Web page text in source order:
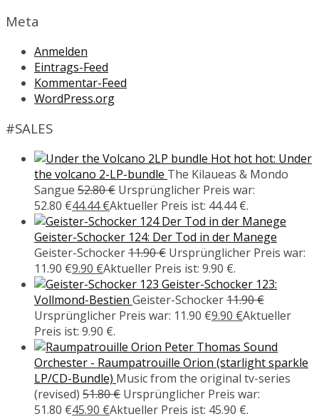
Meta
Anmelden
Eintrags-Feed
Kommentar-Feed
WordPress.org
#SALES
Hot hot hot: Under
the volcano 2-LP-bundle The Kilaueas & Mondo
Sangue 52.80€ Ursprünglicher Preis war:
52.80 €44.44€Aktueller Preis ist: 44.44 €.
Geister-Schocker 124: Der Tod in der Manege
Geister-Schocker11.90€ Ursprünglicher Preis war:
11.90 €9.90 €Aktueller Preis ist: 9.90 €.
Geister-Schocker 123:
Vollmond-Bestien Geister-Schocker11.90€
Ursprünglicher Preis war: 11.90 €9.90 €Aktueller
Preis ist: 9.90 €.
Peter Thomas Sound
Orchester - Raumpatrouille Orion (starlight sparkle
LP/CD-Bundle) Music from the original tv-series
(revised) 51.80€ Ursprünglicher Preis war:
51.80 €45.90 €Aktueller Preis ist: 45.90 €.